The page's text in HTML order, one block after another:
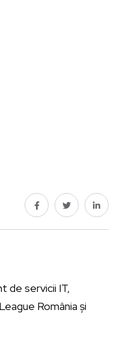
de servicii IT,
România și